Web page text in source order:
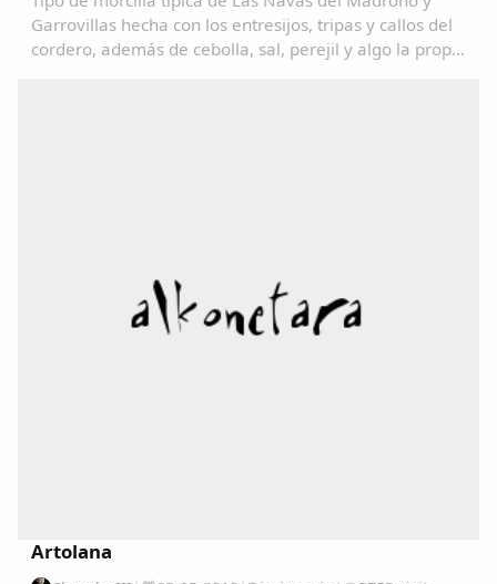
Garrovillas hecha con los entresijos, tripas y callos del
cordero, además de cebolla, sal, perejil y algo la propia
Artolana
Compartir en Facebook